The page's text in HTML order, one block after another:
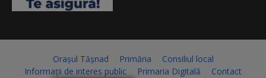
Orașul Tășnad Primăria
Consiliul local
Informații de interes public
Primaria Digitală
Contact